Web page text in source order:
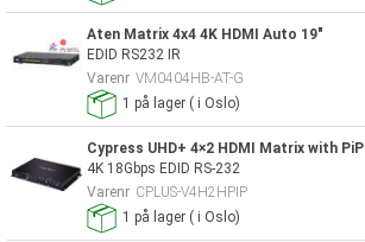
Aten Matrix 4x4 4K HDMI Auto 19"
EDID RS232 IR
Varenr VM0404HB-AT-G
1 på lager ( i Oslo)
Cypress UHD+ 4×2 HDMI Matrix with PiP
4K 18Gbps EDID RS-232
Varenr CPLUS-V4H2HPIP
1 på lager ( i Oslo)